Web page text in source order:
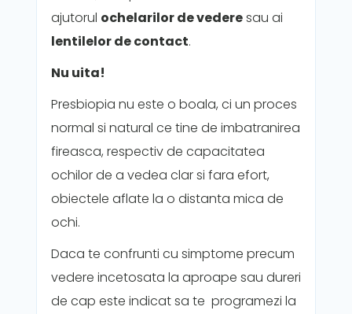
ajutorul ochelarilor de vederesau ai
lentilelor de contact.
Nu uita!
Presbiopia nu este o boala, ci un proces
normal si natural ce tine de imbatranirea
fireasca, respectiv de capacitatea
ochilor de a vedea clar si fara efort,
obiectele aflate la o distanta mica de
ochi.
Daca te confrunti cu simptome precum
vedere incetosata la aproape sau dureri
de cap este indicat sa te programezi la